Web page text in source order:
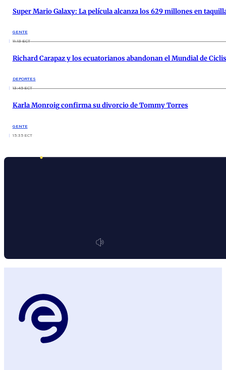
Super Mario Galaxy: La película alcanza los 629 millones en
GENTE
11:13 ECT
Richard Carapaz y los ecuatorianos abandonan el Mundial de
DEPORTES
13:45 ECT
Karla Monroig confirma su divorcio de Tommy Torres
GENTE
15:35 ECT